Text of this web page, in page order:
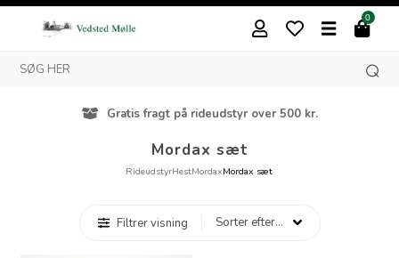
0
Gratis fragt på rideudstyr over 500 kr.
Mordax sæt
RideudstyrHestMordaxMordax sæt
Filtrer visning